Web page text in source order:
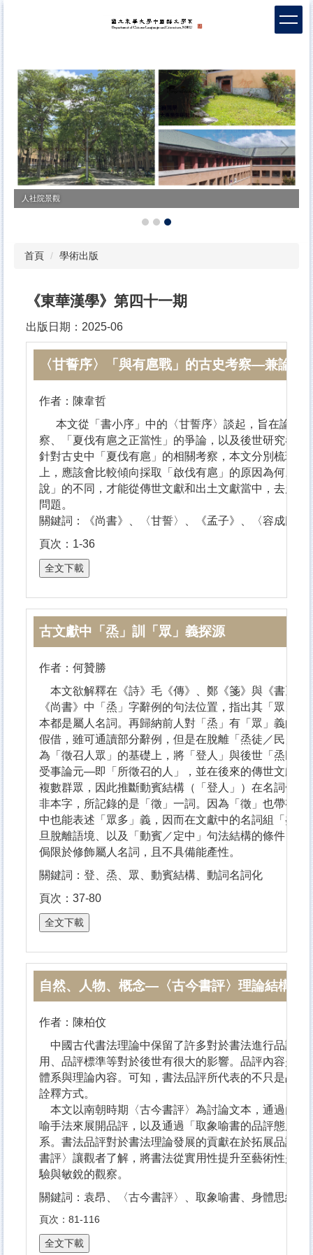
人社院景觀
首頁 學術出版
《東華漢學》第四十一期
出版日期：2025-06
〈甘誓序〉「與有扈戰」的古史考察—兼論先
作者：陳韋哲
本文從「書小序」中的〈甘誓序〉談起，旨在論述
察、「夏伐有扈之正當性」的爭論，以及後世研究者
針對古史中「夏伐有扈」的相關考察，本文分別梳理
上，應該會比較傾向採取「啟伐有扈」的原因為何。
說」的不同，才能從傳世文獻和出土文獻當中，去釐
問題。
關鍵詞：《尚書》、〈甘誓〉、《孟子》、〈容成氏〉
頁次：1-36
古文獻中「烝」訓「眾」義探源
作者：何贊勝
本文欲解釋在《詩》毛《傳》、鄭《箋》與《書》孔
《尚書》中「烝」字辭例的句法位置，指出其「眾」
本都是屬人名詞。再歸納前人對「烝」有「眾」義的
假借，雖可通讀部分辭例，但是在脫離「烝徒／民」
為「徵召人眾」的基礎上，將「登人」與後世「烝民
受事論元―即「所徵召的人」，並在後來的傳世文獻
複數群眾，因此推斷動賓結構（「登人」）在名詞化
非本字，所記錄的是「徵」一詞。因為「徵」也帶有
中也能表述「眾多」義，因而在文獻中的名詞組「烝
旦脫離語境、以及「動賓／定中」句法結構的條件，
侷限於修飾屬人名詞，且不具備能產性。
關鍵詞：登、烝、眾、動賓結構、動詞名詞化
頁次：37-80
自然、人物、概念—〈古今書評〉理論結構研
作者：陳柏伩
中國古代書法理論中保留了許多對於書法進行品評的
用、品評標準等對於後世有很大的影響。品評內容是
體系與理論內容。可知，書法品評所代表的不只是品
詮釋方式。
本文以南朝時期〈古今書評〉為討論文本，通過內容
喻手法來展開品評，以及通過「取象喻書的品評態度
系。書法品評對於書法理論發展的貢獻在於拓展品評
書評〉讓觀者了解，將書法從實用性提升至藝術性是
驗與敏銳的觀察。
關鍵詞：袁昂、〈古今書評〉、取象喻書、身體思維、
頁次：81-116